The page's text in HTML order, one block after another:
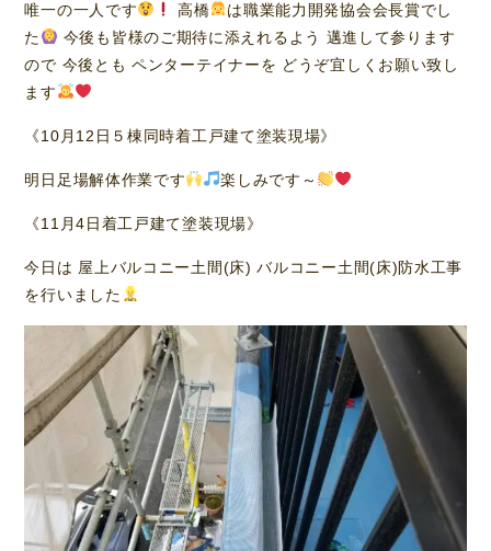
唯一の一人です
高橋
は職業能力開発協会会長賞でし
た
今後も皆様のご期待に添えれるよう 邁進して参ります
ので 今後とも ペンターテイナーを どうぞ宜しくお願い致し
ます
《10月12日５棟同時着工戸建て塗装現場》
明日足場解体作業です 楽しみです～
《11月4日着工戸建て塗装現場》
今日は 屋上バルコニー土間(床) バルコニー土間(床)防水工事
を行いました